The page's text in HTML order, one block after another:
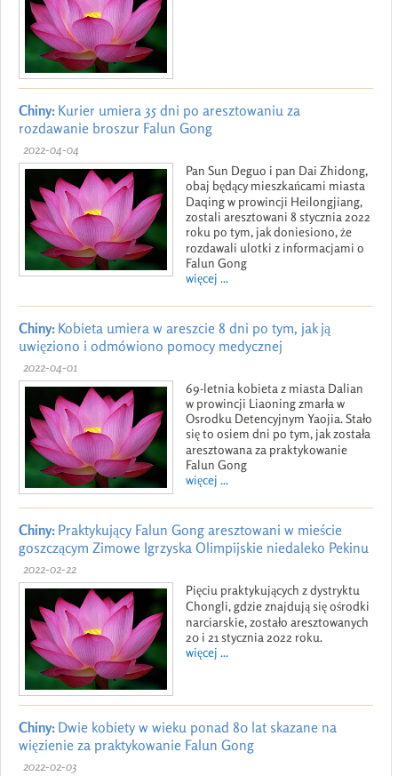
Chiny: Kurier umiera 35 dni po aresztowaniu za
rozdawanie broszur Falun Gong
2022-04-04
Pan Sun Deguo i pan Dai Zhidong,
obaj będący mieszkańcami miasta
Daqing w prowincji Heilongjiang,
zostali aresztowani 8 stycznia 2022
roku po tym, jak doniesiono, że
rozdawali ulotki z informacjami o
Falun Gong
więcej ...
Chiny: Kobieta umiera w areszcie 8 dni po tym, jak ją
uwięziono i odmówiono pomocy medycznej
2022-04-01
69-letnia kobieta z miasta Dalian
w prowincji Liaoning zmarła w
Osrodku Detencyjnym Yaojia. Stało
się to osiem dni po tym, jak została
aresztowana za praktykowanie
Falun Gong
więcej ...
Chiny: Praktykujący Falun Gong aresztowani w mieście
goszczącym Zimowe Igrzyska Olimpijskie niedaleko Pekinu
2022-02-22
Pięciu praktykujących z dystryktu
Chongli, gdzie znajdują się ośrodki
narciarskie, zostało aresztowanych
20 i 21 stycznia 2022 roku.
więcej ...
Chiny: Dwie kobiety w wieku ponad 80 lat skazane na
więzienie za praktykowanie Falun Gong
2022-02-03